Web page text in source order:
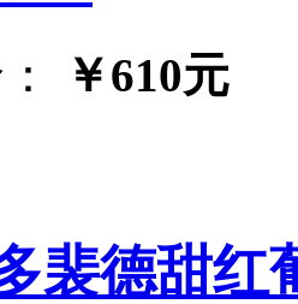
￥610元
裴德甜红